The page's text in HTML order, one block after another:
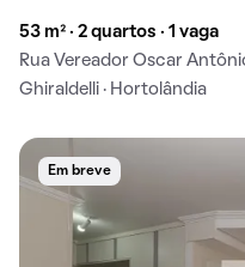
53 m² · 2 quartos · 1 vaga
Rua Vereador Oscar
Ghiraldelli · Hortolândia
Em breve